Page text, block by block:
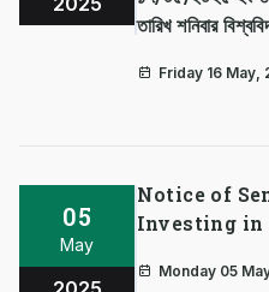
তারিখ শনিবার
Friday 16 May,
05
May
Notice of
Investing in
Monday 05